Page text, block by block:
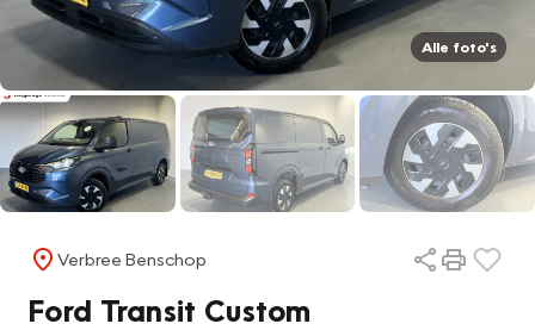
Alle foto's
Verbree Benschop
Ford Transit Custom